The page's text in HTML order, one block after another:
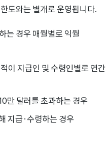
도와는 별개로 운영됩니다.
는 경우 매월별로 익월
이 지급인 및 수령인별로 연간
만 달러를 초과하는 경우
지급·수령하는 경우